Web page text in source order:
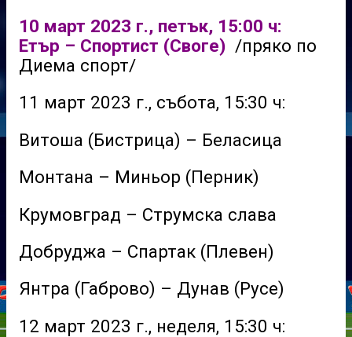
10 март 2023 г., петък, 15:00 ч:
Етър – Спортист (Своге) /пряко по
Диема спорт/
11 март 2023 г., събота, 15:30 ч:
Витоша (Бистрица) – Беласица
Монтана – Миньор (Перник)
Крумовград – Струмска слава
Добруджа – Спартак (Плевен)
Янтра (Габрово) – Дунав (Русе)
12 март 2023 г., неделя, 15:30 ч: